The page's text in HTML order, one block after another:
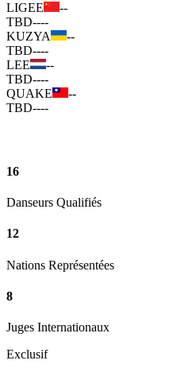
LIGEE
--
TBD----
KUZYA
--
TBD----
LEE
--
TBD----
QUAKE
--
TBD----
16
Danseurs Qualifiés
12
Nations Représentées
8
Juges Internationaux
Exclusif